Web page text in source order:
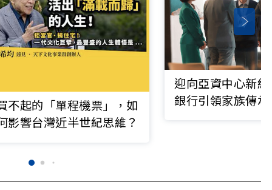
不起的「單程機票」，如
影響台灣近半世紀思維？
迎向亞資中心新
銀行引領家族傳